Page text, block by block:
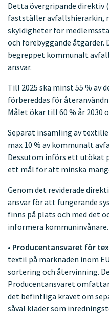
Detta övergripande direktiv
fastställer avfallshierarkin,
skyldigheter för
och förebyggande åtgärder.
begreppet kommunalt
ansvar.
Till 2025 ska minst 55 % av
förbereddas för
Målet ökar till 60 % år 2030
Separat insamling av
max 10 % av kommunalt
Dessutom införs ett utökat
ett mål för att minska
Genom det reviderade
ansvar för att fungerande
finns på plats och med det
informera kommuninvånare.
• Producentansvaret för
textil på marknaden inom
sortering och återvinning.
Producentansvaret
det befintliga kravet om
såväl kläder som